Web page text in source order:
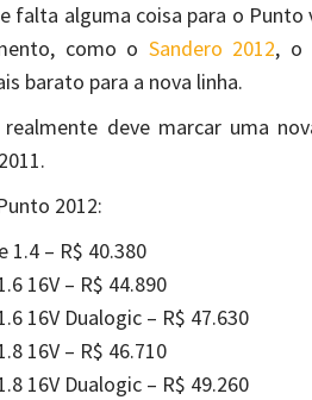
falta alguma coisa para o
como o Sandero 2012, o
barato para a nova linha.
realmente deve marcar uma
2012:
– R$ 40.380
16V – R$ 44.890
16V Dualogic – R$ 47.630
16V – R$ 46.710
16V Dualogic – R$ 49.260